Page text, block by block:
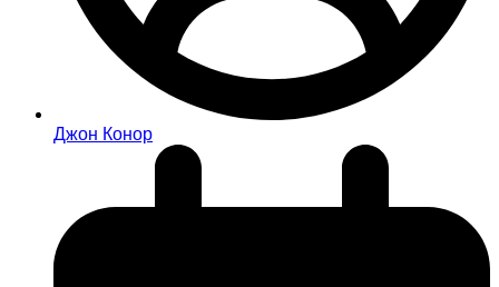
Джон Конор